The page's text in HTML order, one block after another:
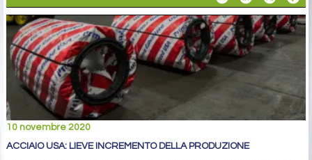
10 novembre 2020
ACCIAIO USA: LIEVE INCREMENTO DELLA PRODUZIONE